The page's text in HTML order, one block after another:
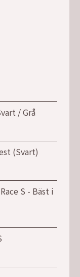
kr.
/ Grå
(Svart)
S - Bäst i